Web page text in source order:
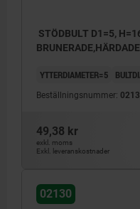
STÖDBULT D1=5,
YTTERDIAMETER=5
Beställningsnummer:
49,38 kr
exkl. moms
Exkl. leveranskostnader
02130